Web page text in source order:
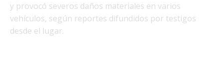
y provocó severos daños materiales en varios
vehículos, según reportes difundidos por testigos
desde el lugar.